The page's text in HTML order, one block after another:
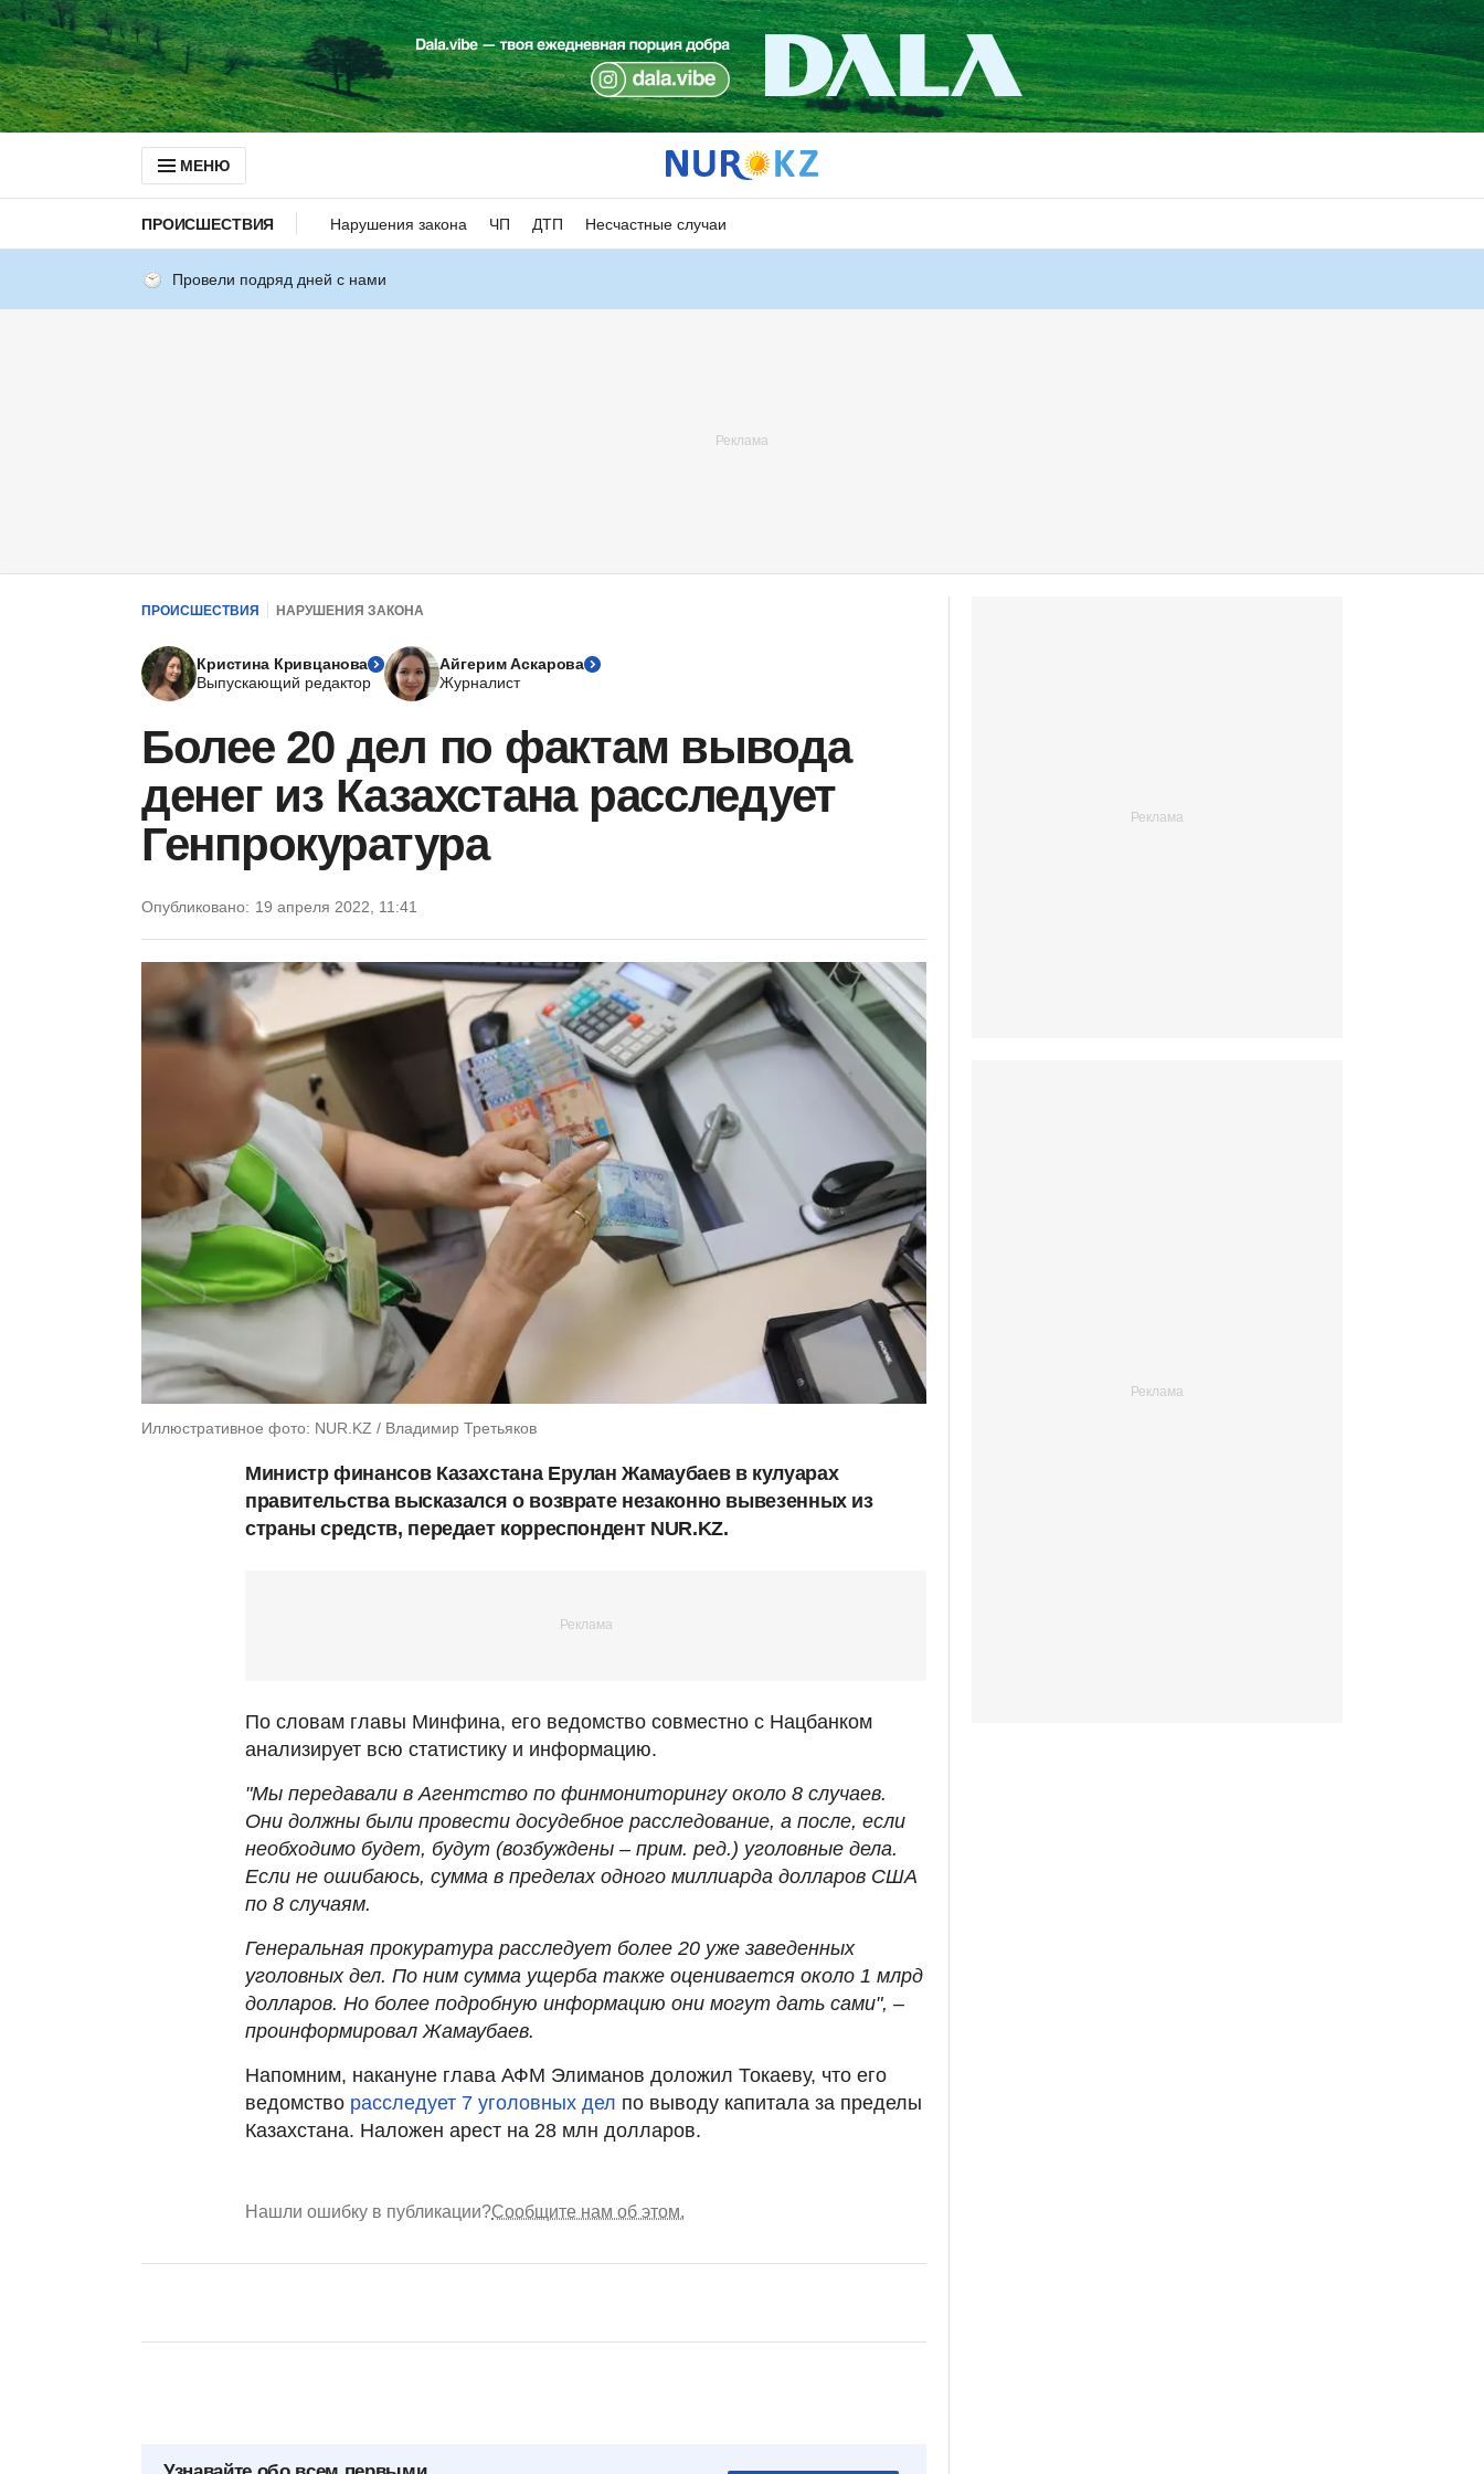
МЕНЮ
ПРОИСШЕСТВИЯ Нарушения закона ЧП ДТП Несчастные случаи
Провели подряд дней с нами
ПРОИСШЕСТВИЯ НАРУШЕНИЯ ЗАКОНА
Кристина Кривцанова
Выпускающий редактор
Айгерим Аскарова
Журналист
Более 20 дел по фактам вывода
денег из Казахстана расследует
Генпрокуратура
Опубликовано: 19 апреля 2022, 11:41
Иллюстративное фото: NUR.KZ / Владимир Третьяков
Министр финансов Казахстана Ерулан Жамаубаев в кулуарах
правительства высказался о возврате незаконно вывезенных из
страны средств, передает корреспондент NUR.KZ.
По словам главы Минфина, его ведомство совместно с Нацбанком
анализирует всю статистику и информацию.
"Мы передавали в Агентство по финмониторингу около 8 случаев.
Они должны были провести досудебное расследование, а после, если
необходимо будет, будут (возбуждены – прим. ред.) уголовные дела.
Если не ошибаюсь, сумма в пределах одного миллиарда долларов США
по 8 случаям.
Генеральная прокуратура расследует более 20 уже заведенных
уголовных дел. По ним сумма ущерба также оценивается около 1 млрд
долларов. Но более подробную информацию они могут дать сами", –
проинформировал Жамаубаев.
Напомним, накануне глава АФМ Элиманов доложил Токаеву, что его
ведомство расследует 7 уголовных дел по выводу капитала за пределы
Казахстана. Наложен арест на 28 млн долларов.
Нашли ошибку в публикации?Сообщите нам об этом.